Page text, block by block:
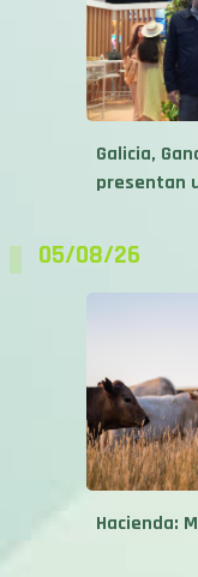
Galicia,
presentan
05/08/26
Hacienda: